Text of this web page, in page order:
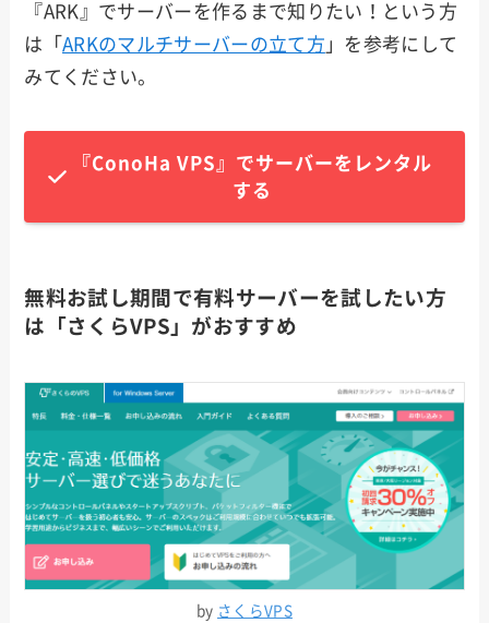
『ARK』でサーバーを作るまで知りたい！という方
は「 ARKのマルチサーバーの立て方 」を参考にして
みてください。
『ConoHa VPS』でサーバーをレンタル
する
無料お試し期間で有料サーバーを試したい方
は「さくらVPS」がおすすめ
by さくらVPS